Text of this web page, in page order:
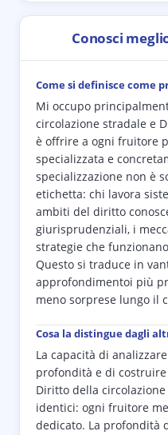
Conosci
Come si definisce come
Mi occupo
circolazione stradale e
è offrire a ogni fruitore
specializzata e
specializzazione non è
etichetta: chi lavora
ambiti del diritto
giurisprudenziali, i
strategie che
Questo si traduce in
approfondimentoi più
meno sorprese lungo il
Cosa la distingue dagli
La capacità di
profondità e di
Diritto della
identici: ogni fruitore
dedicato. La profondità